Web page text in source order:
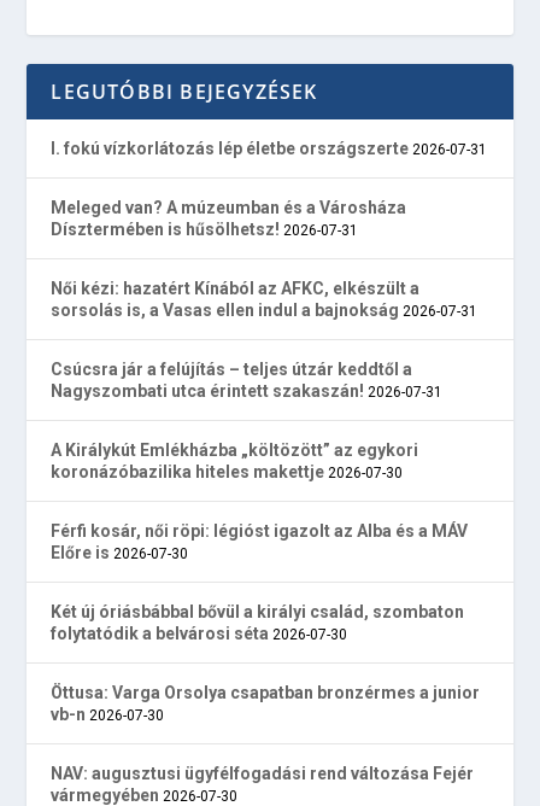
LEGUTÓBBI BEJEGYZÉSEK
I. fokú vízkorlátozás lép életbe országszerte 2026-07-31
Meleged van? A múzeumban és a Városháza
Dísztermében is hűsölhetsz! 2026-07-31
Női kézi: hazatért Kínából az AFKC, elkészült a
sorsolás is, a Vasas ellen indul a bajnokság 2026-07-31
Csúcsra jár a felújítás – teljes útzár keddtől a
Nagyszombati utca érintett szakaszán! 2026-07-31
A Királykút Emlékházba „költözött” az egykori
koronázóbazilika hiteles makettje 2026-07-30
Férfi kosár, női röpi: légióst igazolt az Alba és a MÁV
Előre is 2026-07-30
Két új óriásbábbal bővül a királyi család, szombaton
folytatódik a belvárosi séta 2026-07-30
Öttusa: Varga Orsolya csapatban bronzérmes a junior
vb-n 2026-07-30
NAV: augusztusi ügyfélfogadási rend változása Fejér
vármegyében 2026-07-30